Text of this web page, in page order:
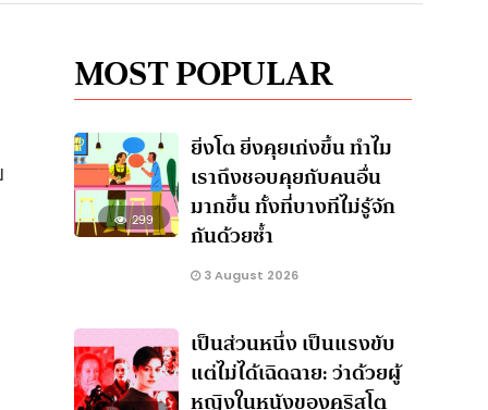
MOST POPULAR
299
ยิ่งโต ยิ่งคุยเก่งขึ้น ทำไม
เราถึงชอบคุยกับคนอื่น
มากขึ้น ทั้งที่บางทีไม่รู้จัก
กันด้วยซ้ำ
3 August 2026
เป็นส่วนหนึ่ง เป็นแรงขับ
แต่ไม่ได้เฉิดฉาย: ว่าด้วยผู้
หญิงในหนังของคริสโต